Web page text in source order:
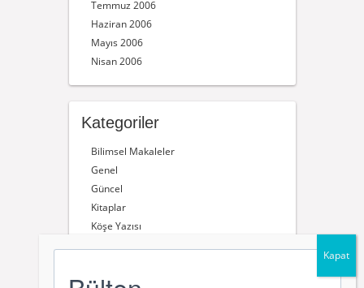
Temmuz 2006
Haziran 2006
Mayıs 2006
Nisan 2006
Kategoriler
Bilimsel Makaleler
Genel
Güncel
Kitaplar
Köşe Yazısı